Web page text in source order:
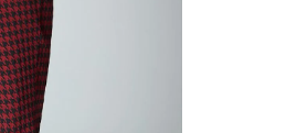
Otros:
En